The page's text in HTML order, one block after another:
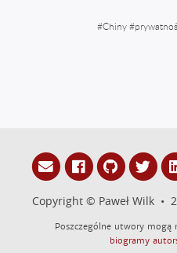
#Chiny#
Copyright © Paweł Wilk •
Poszczególne utwory mogą
biogramy